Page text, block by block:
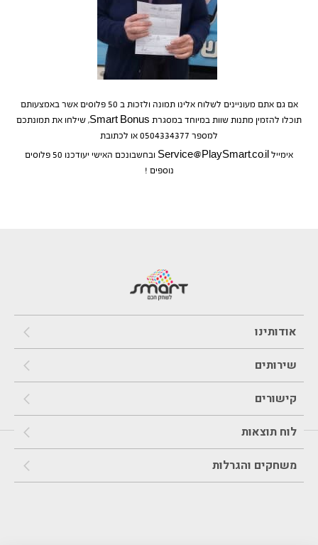
אם גם אתם מעוניינים לשלוח אלינו תמונה ולזכות ב 50 פלוסים אשר באמצעותם
תוכלו להזמין מתנות שוות במיוחד במסגרת Smart Bonus, שילחו את תמונתכם
למספר 0504334377 או לכתובת
אימייל Service@PlaySmart.co.il ובחשבונכם האישי יעודכנו 50 פלוסים
נוספים !
אודותינו
שירותים
קישורים
לוח תוצאות
משחקים והגרלות